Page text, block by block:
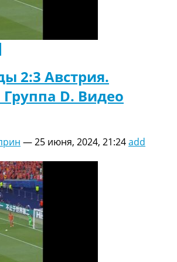
2:3 Австрия.
D. Видео
—25 июня, 2024, 21:24add